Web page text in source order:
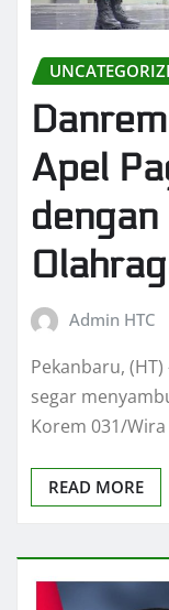
Apel
Admin HTC
Pekanbaru,
segar
Korem 031/
READ MORE